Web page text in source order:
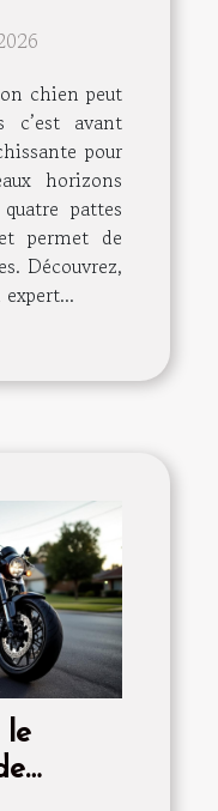
chien peut
c’est avant
pour
horizons
pattes
permet de
Découvrez,
le